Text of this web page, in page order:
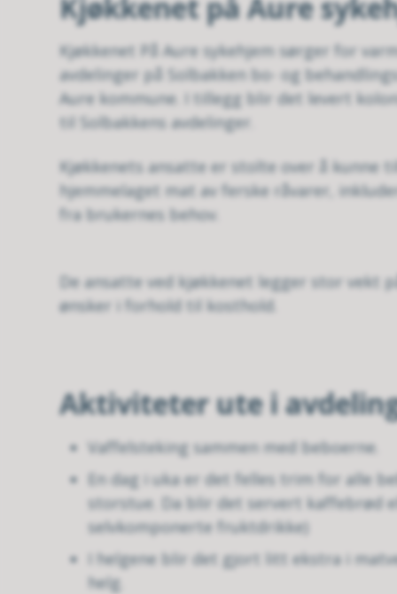
Kjøkkenet På Aure sykehjem sørger for
avdelinger på Solbakken bo- og
Aure kommune. I tillegg blir det levert
til Solbakkens avdelinger.
Kjøkkenets ansatte er stolte over å kunne
hjemmelaget mat av ferske råvarer,
fra brukernes behov.
De ansatte ved kjøkkenet legger stor vekt
ønsker i forhold til kosthold.
Aktiviteter ute i
Vaffelsteking sammen med beboerne.
En dag i uka er det felles trim for alle
storstue. Da blir det servert kaffebrød
selvkomponerte fruktdrikke)
I helgene blir det gjort litt ekstra i
helg.